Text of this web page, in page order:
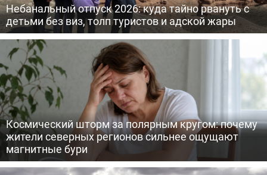
Небанальный отпуск 2026: куда тайно рвануть с
детьми без виз, толп туристов и адской жары
Космический шторм за полярным кругом: почему
жители северных регионов сильнее ощущают
магнитные бури